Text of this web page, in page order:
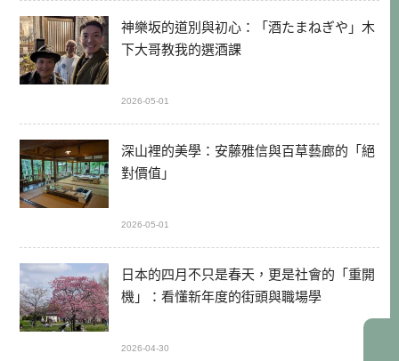
神樂坂的道別與初心：「酒たまねぎや」木
下大哥教我的選酒課
2026-05-01
深山裡的美學：安藤雅信與百草藝廊的「絕
對價值」
2026-05-01
日本的四月不只是春天，更是社會的「重開
機」：看懂新年度的街頭與職場學
2026-04-30